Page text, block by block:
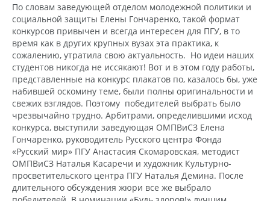
По словам заведующей отделом молодежной политики и
социальной защиты Елены Гончаренко, такой формат
конкурсов привычен и всегда интересен для ПГУ, в то
время как в других крупных вузах эта практика, к
сожалению, утратила свою актуальность. Но идеи наших
студентов никогда не иссякают! Вот и в этом году работы,
представленные на конкурс плакатов по, казалось бы, уже
набившей оскомину теме, были полны оригинальности и
свежих взглядов. Поэтому победителей выбрать было
чрезвычайно трудно. Арбитрами, определившими исход
конкурса, выступили заведующая ОМПВиСЗ Елена
Гончаренко, руководитель Русского центра Фонда
«Русский мир» ПГУ Анастасия Скомаровская, методист
ОМПВиСЗ Наталья Касаречи и художник Культурно-
просветительского центра ПГУ Наталья Демина. После
длительного обсуждения жюри все же выбрало